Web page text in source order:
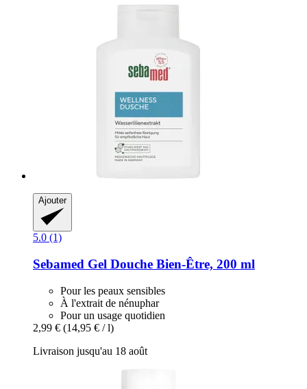
Ajouter
5.0 (1)
Sebamed Gel Douche Bien-​Être, 200 ml
Pour les peaux sensibles
À l'extrait de nénuphar
Pour un usage quotidien
2,99 € (14,95 € / l)
Livraison jusqu'au 18 août